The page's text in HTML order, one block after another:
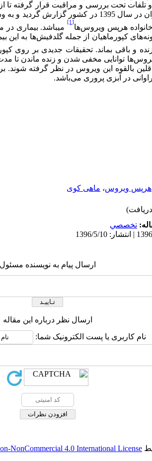
تلفات تحت بررسی و مراقبت قرار گرفته تا
بار توسط رحمتی هولاسو و همکاران در سال
هرپس ویروس‌ها
[1]
میباشد. بیماری
کپورماهیان از جمله گلدفیش‌ها به این
و باقی بماند. تحقیقات جدیدی بر روی
توانایی مخفی شدن و زنده ماندن تا
بالقوه این ویروس در نظر گرفته شوند.
در آبزی پروری می‌باشد.
هرپس ویروس، ماهی کوی
تخصصي
ارسال پیام به نویسنده مسئول
ارسال نظر درباره این مقاله
نام کاربری یا پست الکترونیک شما:
NonCommercial 4.0 International License